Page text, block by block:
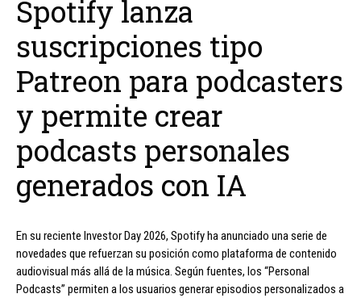
Spotify lanza
suscripciones tipo
Patreon para podcasters
y permite crear
podcasts personales
generados con IA
En su reciente Investor Day 2026, Spotify ha anunciado una serie de
novedades que refuerzan su posición como plataforma de contenido
audiovisual más allá de la música. Según fuentes, los “Personal
Podcasts” permiten a los usuarios generar episodios personalizados a